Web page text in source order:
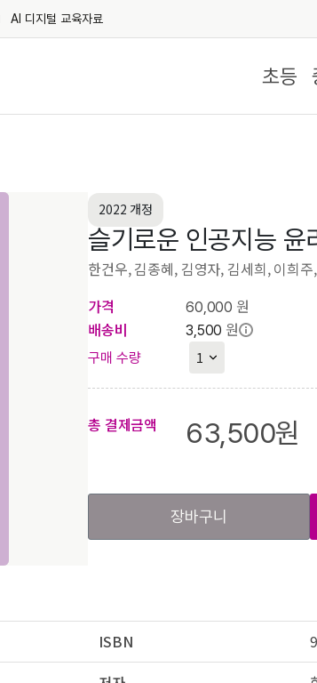
AI 디지털 교육자료
초등
2022 개정
슬기로운 인공지능 윤
한건우, 김종혜, 김영자, 김세희, 이희
가격
60,000 원
배송비
3,500 원
구매 수량
총 결제금액 63,500원
장바구니
ISBN